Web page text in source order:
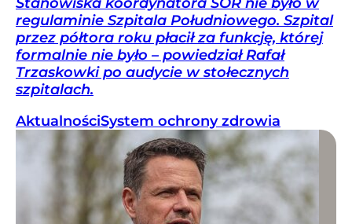
regulaminie Szpitala Południowego. Szpital
przez półtora roku płacił za funkcję, której
formalnie nie było – powiedział Rafał
Trzaskowki po audycie w stołecznych
szpitalach.
AktualnościSystem ochrony zdrowia